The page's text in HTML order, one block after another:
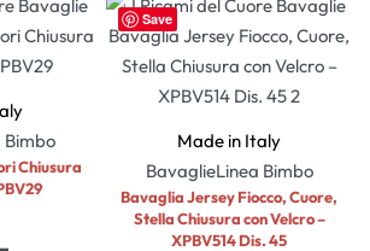
Bimbo
Chiusura
Save
Made in Italy
BavaglieLinea Bimbo
Bavaglia Jersey Fiocco, Cuore,
Stella Chiusura con Velcro –
XPBV514 Dis. 45